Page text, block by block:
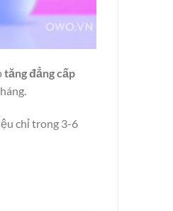
tăng đẳng cấp
chỉ trong 3-6